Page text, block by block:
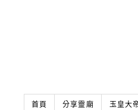
首頁 分享靈廟 玉皇大